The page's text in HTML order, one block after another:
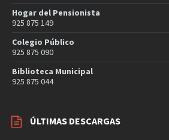
Hogar del Pensionista
925 875 149
Colegio Público
925 875 090
Biblioteca Municipal
925 875 044
ÚLTIMAS DESCARGAS